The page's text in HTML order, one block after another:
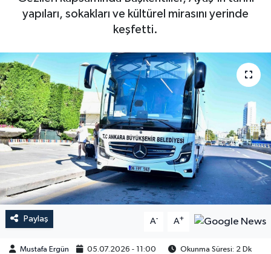
yapıları, sokakları ve kültürel mirasını yerinde
keşfetti.
Paylaş A- A+
Mustafa Ergün 05.07.2026 - 11:00 Okunma Süresi: 2 Dk